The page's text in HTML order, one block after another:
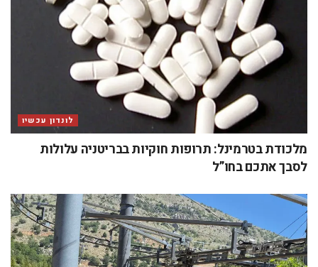
לונדון עכשיו
מלכודת בטרמינל: תרופות חוקיות בבריטניה עלולות
לסבך אתכם בחו”ל